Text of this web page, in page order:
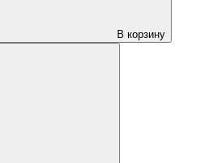
В корзину